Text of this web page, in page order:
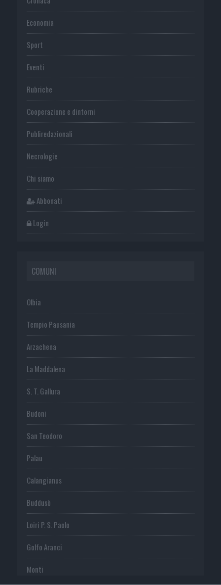
Economia
Sport
Eventi
Rubriche
Cooperazione e dintorni
Publiredazionali
Necrologie
Chi siamo
Abbonati
Login
COMUNI
Olbia
Tempio Pausania
Arzachena
La Maddalena
S. T. Gallura
Budoni
San Teodoro
Palau
Calangianus
Buddusò
Loiri P. S. Paolo
Golfo Aranci
Monti